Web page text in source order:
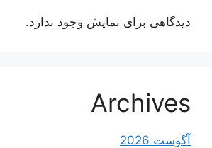
دیدگاهی برای نمایش وجود ندارد.
Archives
آگوست 2026